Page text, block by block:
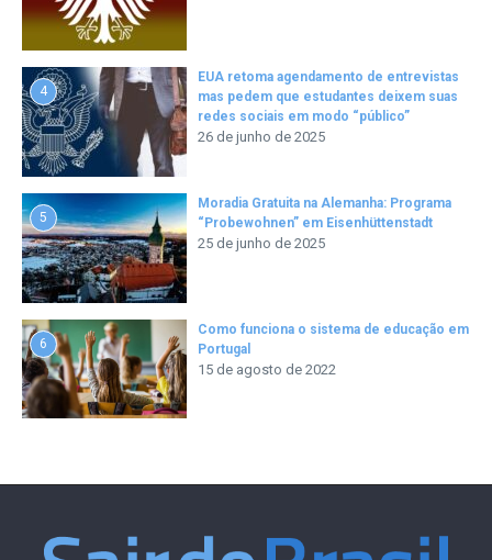
4
EUA retoma agendamento de entrevistas
mas pedem que estudantes deixem suas
redes sociais em modo “público”
26 de junho de 2025
5
Moradia Gratuita na Alemanha: Programa
“Probewohnen” em Eisenhüttenstadt
25 de junho de 2025
6
Como funciona o sistema de educação em
Portugal
15 de agosto de 2022